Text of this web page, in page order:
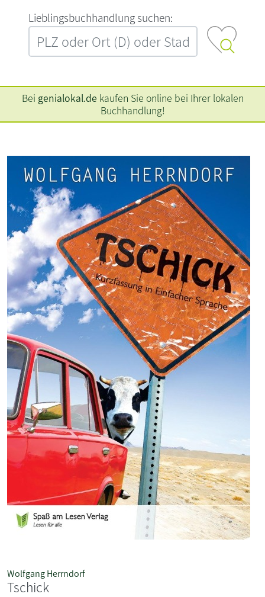
L‍i‍e‍b‍l‍i‍n‍g‍s‍b‍u‍c‍h‍h‍a‍n‍d‍l‍u‍n‍g‍ ‍s‍u‍c‍h‍e‍n‍:‍
Bei genialokal.de kaufen Sie online bei Ihrer lokalen
Buchhandlung!
Wolfgang Herrndorf
Tschick